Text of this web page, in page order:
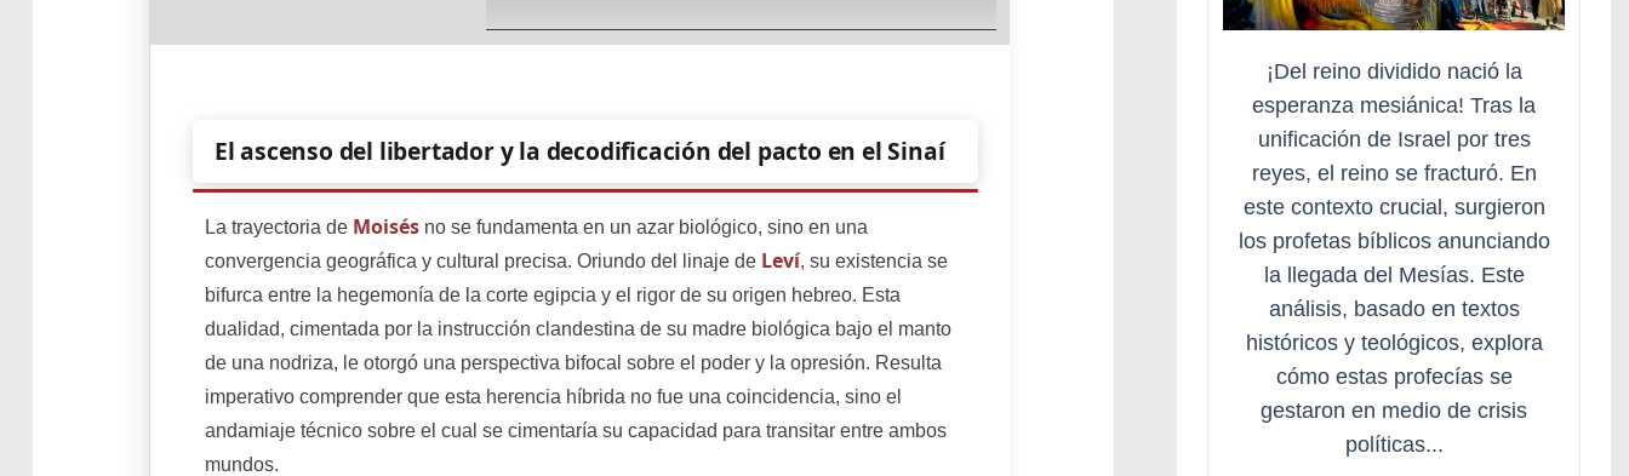
El ascenso del libertador y la decodificación del pacto en el Sinaí
La trayectoria de Moisésno se fundamenta en un azar biológico, sino en una
convergencia geográfica y cultural precisa. Oriundo del linaje de Leví, su existencia se
bifurca entre la hegemonía de la corte egipcia y el rigor de su origen hebreo. Esta
dualidad, cimentada por la instrucción clandestina de su madre biológica bajo el manto
de una nodriza, le otorgó una perspectiva bifocal sobre el poder y la opresión. Resulta
imperativo comprender que esta herencia híbrida no fue una coincidencia, sino el
andamiaje técnico sobre el cual se cimentaría su capacidad para transitar entre ambos
mundos.
¡Del reino dividido nació la
esperanza mesiánica! Tras la
unificación de Israel por tres
reyes, el reino se fracturó. En
este contexto crucial, surgieron
los profetas bíblicos anunciando
la llegada del Mesías. Este
análisis, basado en textos
históricos y teológicos, explora
cómo estas profecías se
gestaron en medio de crisis
políticas...